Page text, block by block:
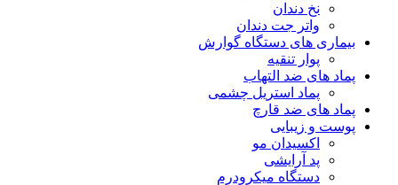
نخ دندان
واتر جت دندان
بیماری های دستگاه گوارش
پوار تنقیه
پماد های ضد التهاب
پماد استریل چشمی
پماد های ضد قارچ
پوست و زیبایی
اکسیدان مو
پد آرایشی
دستگاه میکرودرم